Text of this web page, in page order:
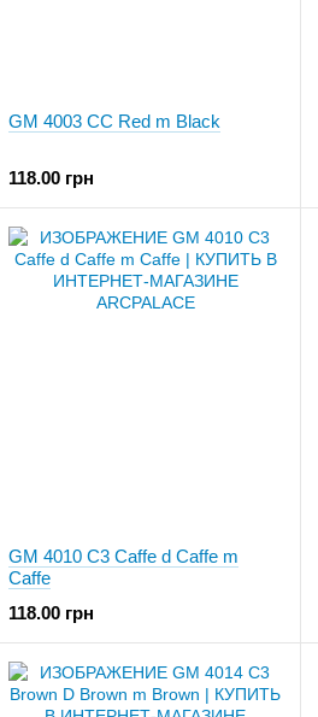
GM 4003 CC Red m Black
118.00 грн
GM 4010 C3 Caffe d Caffe m
Caffe
118.00 грн